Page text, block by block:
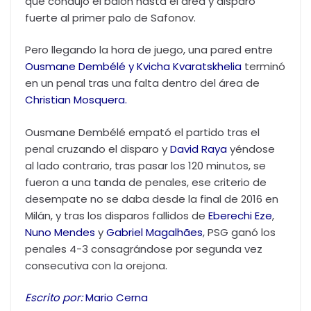
fuerte al primer palo de Safonov.
Pero llegando la hora de juego, una pared entre
Ousmane Dembélé yKvicha Kvaratskhelia terminó
en un penal tras una falta dentro del área de
Christian Mosquera.
Ousmane Dembélé empató el partido tras el
penal cruzando el disparo yDavid Rayayéndose
al lado contrario, tras pasar los 120 minutos, se
fueron a una tanda de penales, ese criterio de
desempate no se daba desde la final de 2016 en
Milán, y tras los disparos fallidos de Eberechi Eze,
Nuno Mendes yGabriel Magalhães, PSG ganó los
penales 4-3 consagrándose por segunda vez
consecutiva con la orejona.
Escrito por:Mario Cerna